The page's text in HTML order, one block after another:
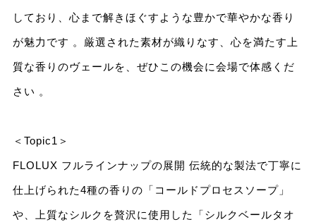
しており、心まで解きほぐすような豊かで華やかな香り
が魅力です 。厳選された素材が織りなす、心を満たす上
質な香りのヴェールを、ぜひこの機会に会場で体感くだ
さい 。
＜Topic1＞
FLOLUX フルラインナップの展開 伝統的な製法で丁寧に
仕上げられた4種の香りの「コールドプロセスソープ」
や、上質なシルクを贅沢に使用した「シルクベールタオ